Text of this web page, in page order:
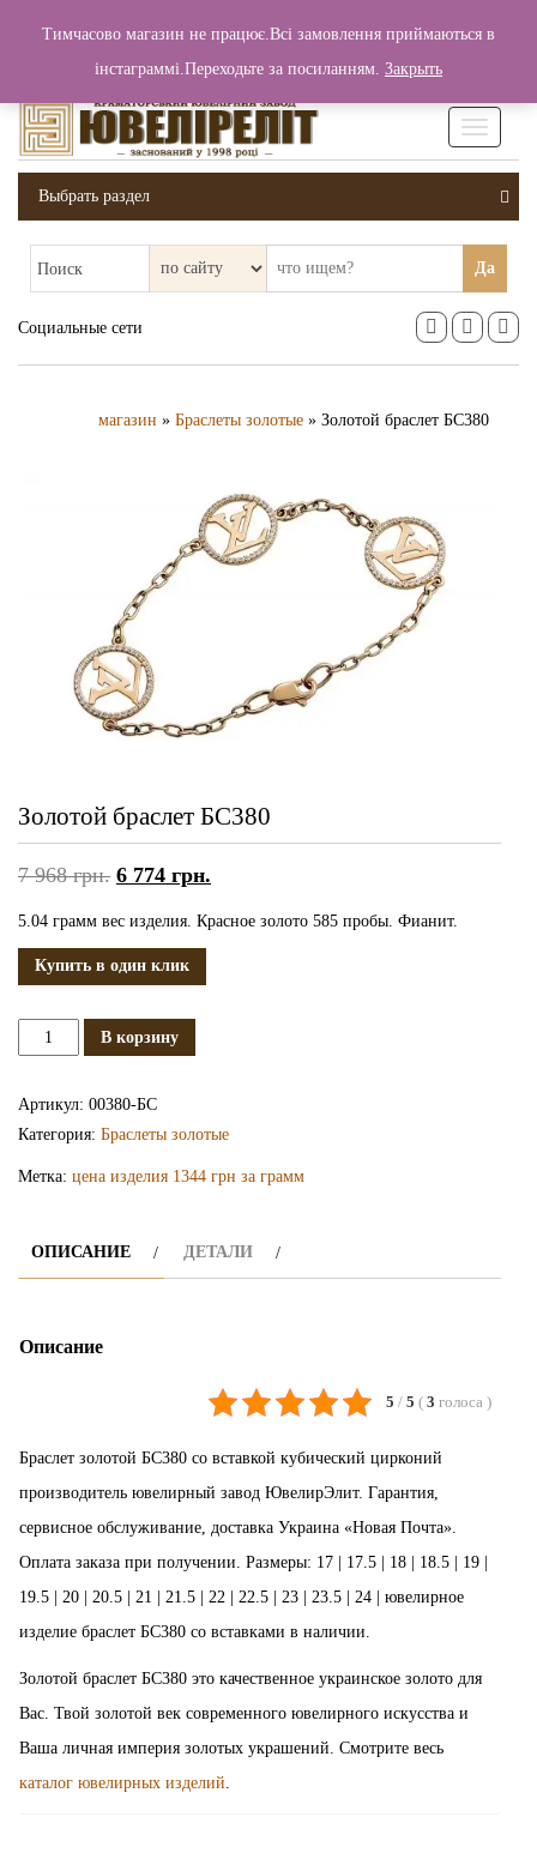
Вход / Регистрация 0 грн.
Выбрать раздел
Поиск Да
Социальные сети
магазин » Браслеты золотые » Золотой браслет БС380
Золотой браслет БС380
7 968грн. 6 774 грн.
5.04 грамм вес изделия. Красное золото 585 пробы. Фианит.
Купить в один клик
КоличествоВ корзину
Артикул: 00380-БС
Категория: Браслеты золотые
Метка: цена изделия 1344 грн за грамм
ОПИСАНИЕ ДЕТАЛИ
Описание
5 / 5 ( 3 голоса )
Браслет золотой БС380 со вставкой кубический цирконий
производитель ювелирный завод ЮвелирЭлит. Гарантия,
сервисное обслуживание, доставка Украина «Новая Почта».
Оплата заказа при получении. Размеры: 17 | 17.5 | 18 | 18.5 | 19 |
19.5 | 20 | 20.5 | 21 | 21.5 | 22 | 22.5 | 23 | 23.5 | 24 | ювелирное
изделие браслет БС380 со вставками в наличии.
Золотой браслет БС380 это качественное украинское золото для
Вас. Твой золотой век современного ювелирного искусства и
Ваша личная империя золотых украшений. Смотрите весь
каталог ювелирных изделий
Тимчасово магазин не працює.Всі замовлення приймаються в
інстаграммі.Переходьте за посиланням. Закрыть